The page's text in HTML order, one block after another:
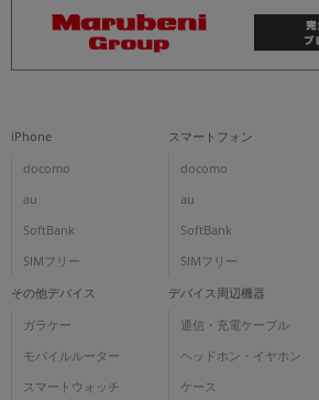
iPhone
docomo
au
SoftBank
SIMフリー
スマートフォン
docomo
au
SoftBank
SIMフリー
その他デバイス
ガラケー
モバイルルーター
スマートウォッチ
デバイス周辺機器
通信・充電ケーブル
ヘッドホン・イヤホン
ケース